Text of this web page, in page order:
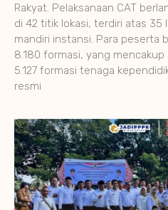
Rakyat. Pelaksanaan CAT
di 42 titik lokasi, terdiri atas 35
mandiri instansi. Para peserta
8.180 formasi, yang
5.127 formasi tenaga
resmi